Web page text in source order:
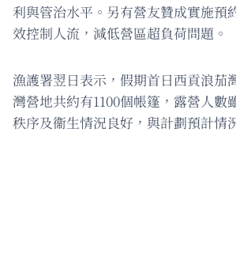
利與管治水平。另有營友贊成實施預
效控制人流，減低營區超負荷問題。
漁護署翌日表示，假期首日西貢浪茄
灣營地共約有1100個帳篷，露營人數
秩序及衞生情況良好，與計劃預計情